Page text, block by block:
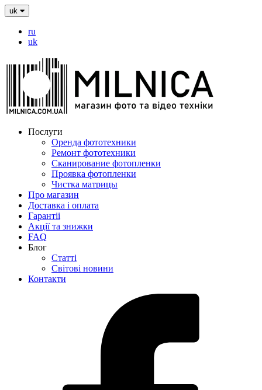
uk
ru
uk
Послуги
Оренда фототехники
Ремонт фототехники
Сканирование фотопленки
Проявка фотопленки
Чистка матрицы
Про магазин
Доставка і оплата
Гарантіі
Акції та знижки
FAQ
Блог
Статті
Світові новини
Контакти